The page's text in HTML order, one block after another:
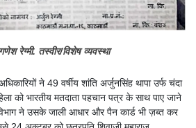
रेग्मी. तस्वीर/विशेष व्यवस्था
ने 49 वर्षीय शांति अर्जुनसिंह थापा उर्फ चंदा
को भारतीय मतदाता पहचान पत्र के साथ पाए जाने
ने उसके जाली आधार और पैन कार्ड भी ज़ब्त कर